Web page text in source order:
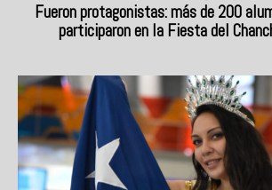
Fueron protagonistas: más de 200
participaron en la Fiesta del